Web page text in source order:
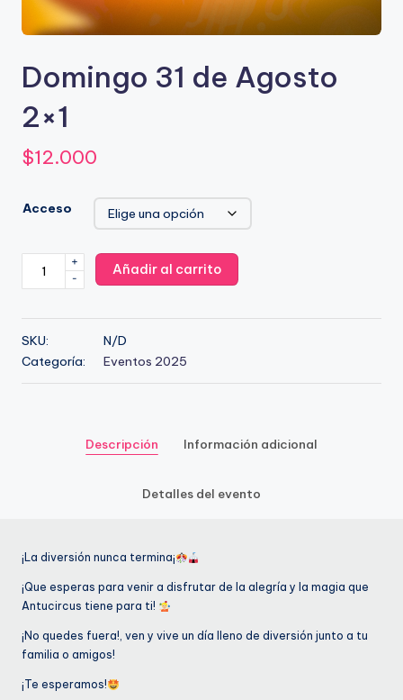
Domingo 31 de Agosto
2×1
$12.000
Acceso
Domingo
Agosto
2x1
cantidad
-
+
Añadir al carrito
SKU:
N/D
Categoría:
Eventos 2025
Descripción Información adicional
Detalles del evento
¡La diversión nunca termina¡
¡Que esperas para venir a disfrutar de la alegría y la magia que
Antucircus tiene para ti!
¡No quedes fuera!, ven y vive un día lleno de diversión junto a tu
familia o amigos!
¡Te esperamos!